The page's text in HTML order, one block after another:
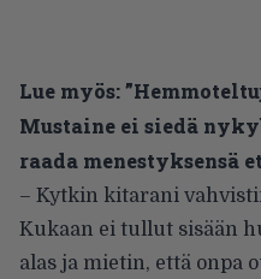
Lue myös:
Mustaine ei siedä
raada menestyksensä
– Kytkin kitarani
Kukaan ei tullut sisään
alas ja mietin, että onpa